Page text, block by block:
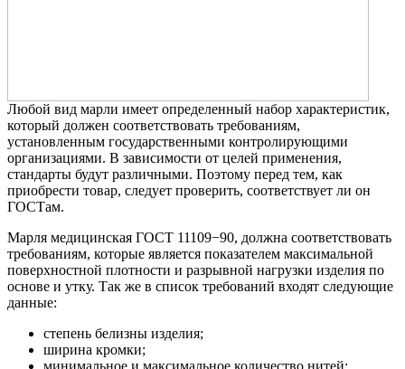
Любой вид марли имеет определенный набор характеристик,
который должен соответствовать требованиям,
установленным государственными контролирующими
организациями. В зависимости от целей применения,
стандарты будут различными. Поэтому перед тем, как
приобрести товар, следует проверить, соответствует ли он
ГОСТам.
Марля медицинская ГОСТ 11109−90, должна соответствовать
требованиям, которые является показателем максимальной
поверхностной плотности и разрывной нагрузки изделия по
основе и утку. Так же в список требований входят следующие
данные:
степень белизны изделия;
ширина кромки;